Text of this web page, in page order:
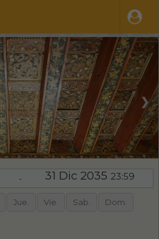
❯
- 31 Dic 2035 23:59
Jue. Vie. Sab. Dom.